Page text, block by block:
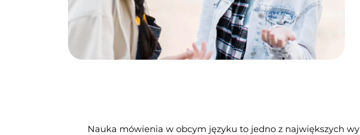
Nauka mówienia w obcym języku to jedno z największych